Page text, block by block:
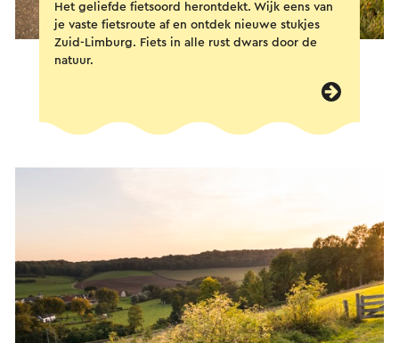
Het geliefde fietsoord herontdekt. Wijk eens van
je vaste fietsroute af en ontdek nieuwe stukjes
Zuid-Limburg. Fiets in alle rust dwars door de
natuur.